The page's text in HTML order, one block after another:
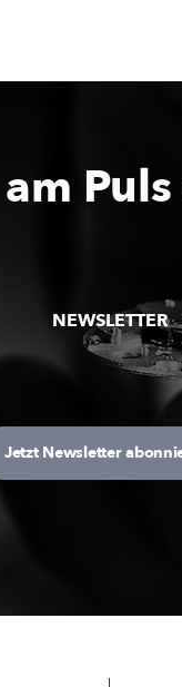
NEWSLETTER
Jetzt Newsletter